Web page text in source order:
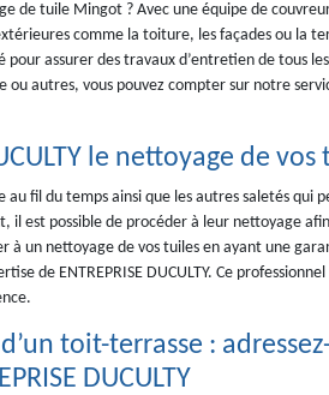
de tuile Mingot ? Avec une équipe de
comme la toiture, les façades ou la
assurer des travaux d’entretien de tous
ou autres, vous pouvez compter sur notre
le nettoyage de vos
au fil du temps ainsi que les autres saletés qui
il est possible de procéder à leur nettoyage
à un nettoyage de vos tuiles en ayant une
de ENTREPRISE DUCULTY. Ce
toit-terrasse :
DUCULTY